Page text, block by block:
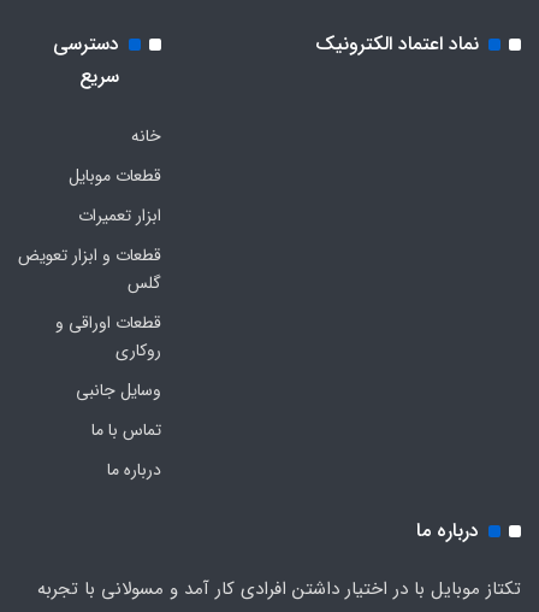
نماد اعتماد الکترونیک
دسترسی
سریع
خانه
قطعات موبایل
ابزار تعمیرات
قطعات و ابزار تعویض
گلس
قطعات اوراقی و
روکاری
وسایل جانبی
تماس با ما
درباره ما
درباره ما
تکتاز موبایل با در اختیار داشتن افرادی کار آمد و مسولانی با تجربه